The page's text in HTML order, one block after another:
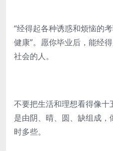
“经得起各种诱惑和烦恼的
健康”。愿你毕业后，能经
社会的人。
不要把生活和理想看得像
是由阴、晴、圆、缺组成，
时多些。